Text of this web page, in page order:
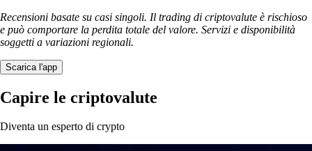
Recensioni basate su casi singoli. Il trading di criptovalute è rischioso
e può comportare la perdita totale del valore. Servizi e disponibilità
soggetti a variazioni regionali.
Scarica l'app
Capire le criptovalute
Diventa un esperto di crypto